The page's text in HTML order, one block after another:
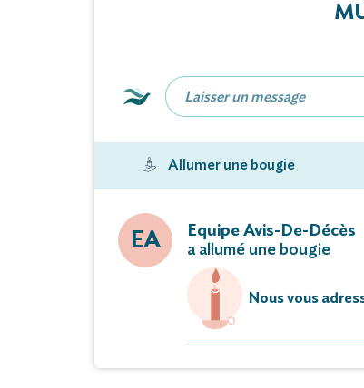
Allumer une bougie
EA
Equipe Avis-De-Décès
a allumé une bougie
Nous vous